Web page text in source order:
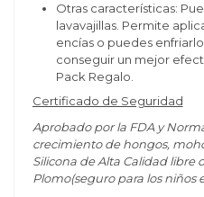
Otras características:
lavavajillas. Permite
encías o puedes
conseguir un mejor
Pack Regalo.
Certificado de Seguridad
Aprobado por la FDA y
crecimiento de hongos,
Silicona de Alta Calidad libre
Plomo(seguro para los niños